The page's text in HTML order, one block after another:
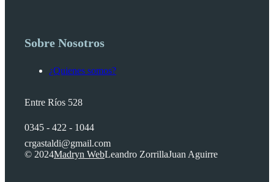
Sobre Nosotros
¿Quienes somos?
Entre Ríos 528
0345 - 422 - 1044
crgastaldi@gmail.com
© 2024Madryn WebLeandro ZorrillaJuan Aguirre